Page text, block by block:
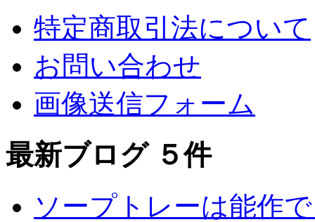
特定商取引法について
お問い合わせ
画像送信フォーム
最新ブログ ５件
ソープトレーは能作